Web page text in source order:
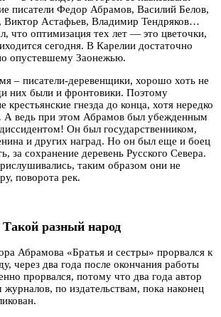
писатели Федор Абрамов, Василий Белов,
Виктор Астафьев, Владимир Тендряков…
что оптимизация тех лет — это цветочки,
сегодня. В Карелии достаточно
опустевшему Заонежью.
– писатели-деревенщики, хорошо хоть не
них были и фронтовики. Поэтому
крестьянские гнезда до конца, хотя нередко
А ведь при этом Абрамов был убежденным
Он был государственником,
и других наград. Но он был еще и боец
за сохранение деревень Русского Севера.
таким образом они не
поворота рек.
Такой разный народ
Абрамова «Братья и сестры» прорвался к
через два года после окончания работы
прорвался, потому что два года автор
по издательствам, пока наконец